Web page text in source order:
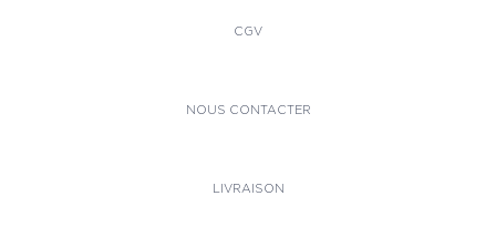
CGV
NOUS CONTACTER
LIVRAISON